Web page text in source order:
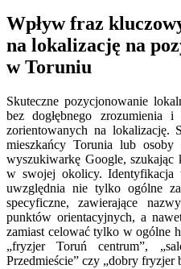
Wpływ fraz
na lokalizację na
w Toruniu
Skuteczne pozycjonowanie
bez dogłębnego zrozumienia
zorientowanych na lokalizację.
mieszkańcy Torunia lub
wyszukiwarkę Google, szukając
w swojej okolicy. Identyfikacja
uwzględnia nie tylko ogólne
specyficzne, zawierające
punktów orientacyjnych, a
zamiast celować tylko w ogólne
„fryzjer Toruń centrum”,
Przedmieście” czy „dobry fryzjer